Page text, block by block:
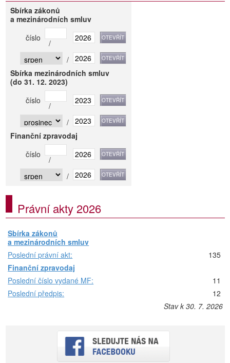
Sbírka zákonů
a mezinárodních smluv
číslo
/
/
Sbírka mezinárodních smluv
(do 31. 12. 2023)
číslo
/
/
Finanční zpravodaj
číslo
/
/
Právní akty 2026
Sbírka zákonů
a mezinárodních smluv
Poslední právní akt:
135
Finanční zpravodaj
Poslední číslo vydané MF:
11
Poslední předpis:
12
Stav k 30. 7. 2026